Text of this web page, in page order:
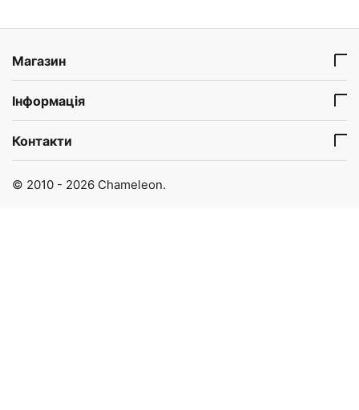
Магазин
Інформація
Контакти
© 2010 - 2026 Chameleon.